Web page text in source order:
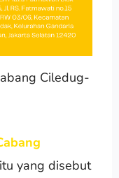
Ciledug-
yang disebut